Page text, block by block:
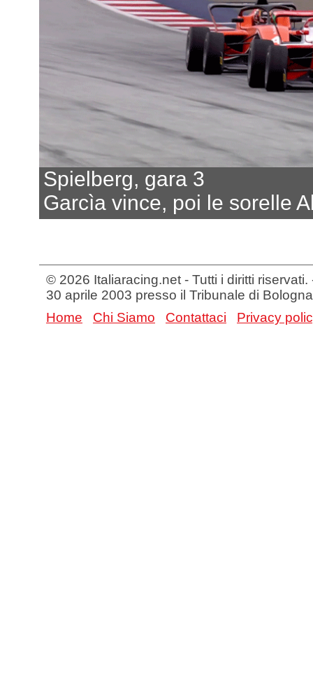
Spielberg, gara 3
Garcìa vince, poi le sorelle
© 2026 Italiaracing.net - Tutti i diritti
30 aprile 2003 presso il Tribunale di Bologna
Home
Chi Siamo Contattaci Privacy